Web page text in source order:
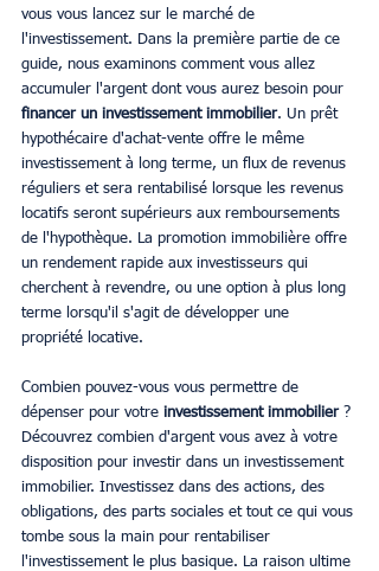
vous vous lancez sur le marché de
l'investissement. Dans la première partie de ce
guide, nous examinons comment vous allez
accumuler l'argent dont vous aurez besoin pour
financer un investissement immobilier. Un prêt
hypothécaire d'achat-vente offre le même
investissement à long terme, un flux de revenus
réguliers et sera rentabilisé lorsque les revenus
locatifs seront supérieurs aux remboursements
de l'hypothèque. La promotion immobilière offre
un rendement rapide aux investisseurs qui
cherchent à revendre, ou une option à plus long
terme lorsqu'il s'agit de développer une
propriété locative.
Combien pouvez-vous vous permettre de
dépenser pour votre investissement immobilier ?
Découvrez combien d'argent vous avez à votre
disposition pour investir dans un investissement
immobilier. Investissez dans des actions, des
obligations, des parts sociales et tout ce qui vous
tombe sous la main pour rentabiliser
l'investissement le plus basique. La raison ultime